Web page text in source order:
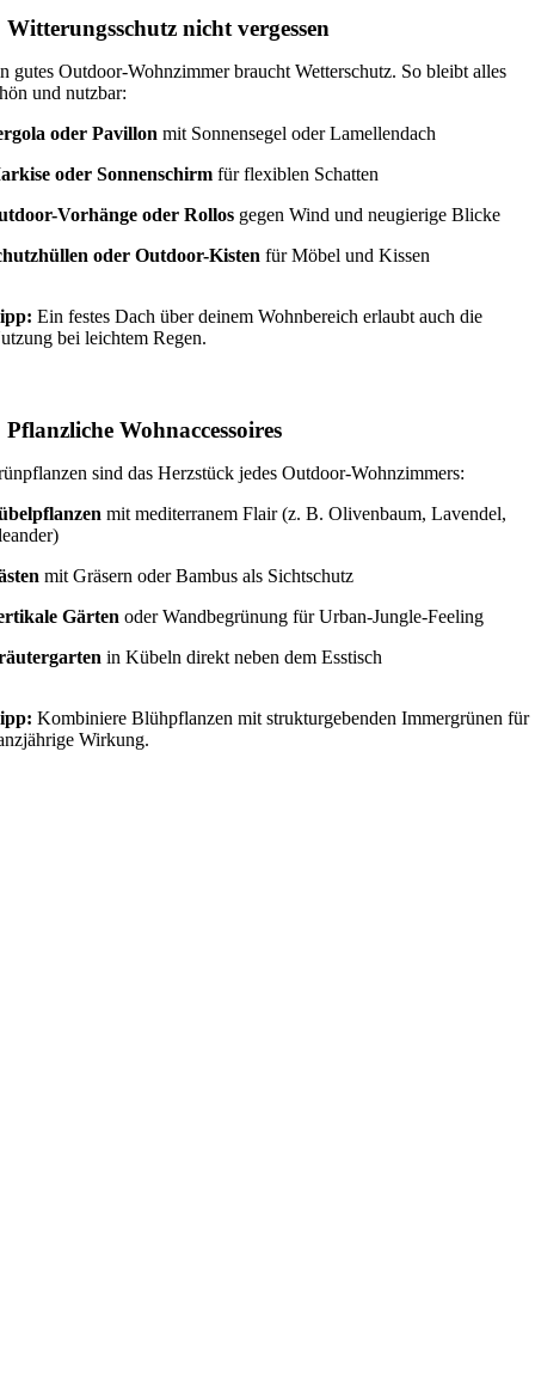
Witterungsschutz nicht vergessen
gutes Outdoor-Wohnzimmer braucht Wetterschutz. So bleibt alles
und nutzbar:
oder Pavillon mit Sonnensegel oder Lamellendach
oder Sonnenschirmfür flexiblen Schatten
Vorhänge oder Rollosgegen Wind und neugierige Blicke
oder Outdoor-Kisten für Möbel und Kissen
Ein festes Dach über deinem Wohnbereich erlaubt auch die
bei leichtem Regen.
Pflanzliche Wohnaccessoires
sind das Herzstück jedes Outdoor-Wohnzimmers:
mit mediterranem Flair (z. B. Olivenbaum, Lavendel,
mit Gräsern oder Bambus als Sichtschutz
Gärten oder Wandbegrünung für Urban-Jungle-Feeling
in Kübeln direkt neben dem Esstisch
Kombiniere Blühpflanzen mit strukturgebenden Immergrünen für
Wirkung.